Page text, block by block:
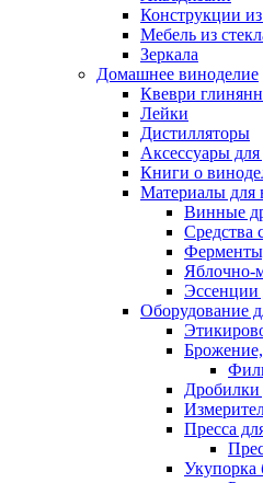
Конструкции из
Мебель из
Зеркала
Домашнее виноделие
Квеври
Лейки
Дистилляторы
Аксессуары
Книги о
Материалы для
Винные
Средства
Яблочно-
Эссенции
Оборудование
Дробилки
Пресса
Укупорка